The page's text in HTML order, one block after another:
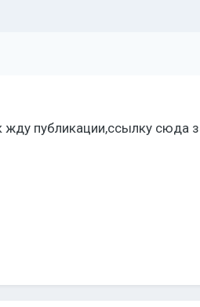
публикации,ссылку сюда